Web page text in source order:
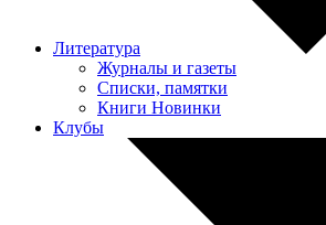
Литература
Журналы и газеты
Списки, памятки
Книги Новинки
Клубы